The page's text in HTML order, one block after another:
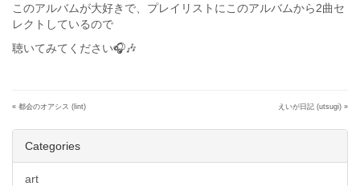
このアルバムが大好きで、プレイリストにこのアルバムから2曲セ
レクトしているので
聴いてみてください🎧🎶
« 都会のオアシス (lint) えいが日記 (utsugi) »
Categories
art